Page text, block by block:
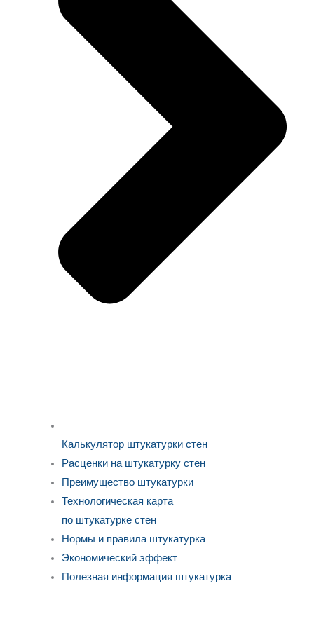
Калькулятор штукатурки стен
Расценки на штукатурку стен
Преимущество штукатурки
Технологическая карта
по штукатурке стен
Нормы и правила штукатурка
Экономический эффект
Полезная информация штукатурка